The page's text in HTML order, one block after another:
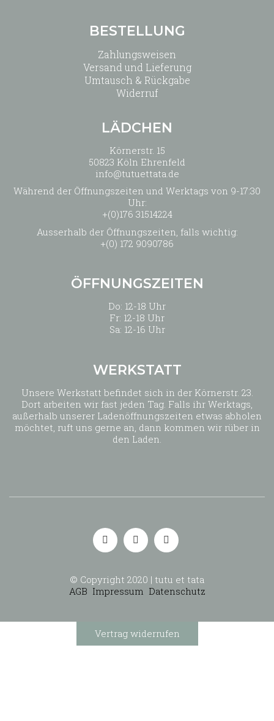
BESTELLUNG
Zahlungsweisen
Versand und Lieferung
Umtausch & Rückgabe
Widerruf
LÄDCHEN
Körnerstr. 15
50823 Köln Ehrenfeld
info@tutuettata.de
Während der Öffnungszeiten und Werktags von 9-17:30
Uhr:
+(0)176 31514224
Ausserhalb der Öffnungszeiten, falls wichtig:
+(0) 172 9090786
ÖFFNUNGSZEITEN
Do: 12-18 Uhr
Fr: 12-18 Uhr
Sa: 12-16 Uhr
WERKSTATT
Unsere Werkstatt befindet sich in der Körnerstr. 23.
Dort arbeiten wir fast jeden Tag. Falls ihr Werktags,
außerhalb unserer Ladenöffnungszeiten etwas abholen
möchtet, ruft uns gerne an, dann kommen wir rüber in
den Laden.
© Copyright 2020 | tutu et tata
AGB Impressum Datenschutz
Vertrag widerrufen